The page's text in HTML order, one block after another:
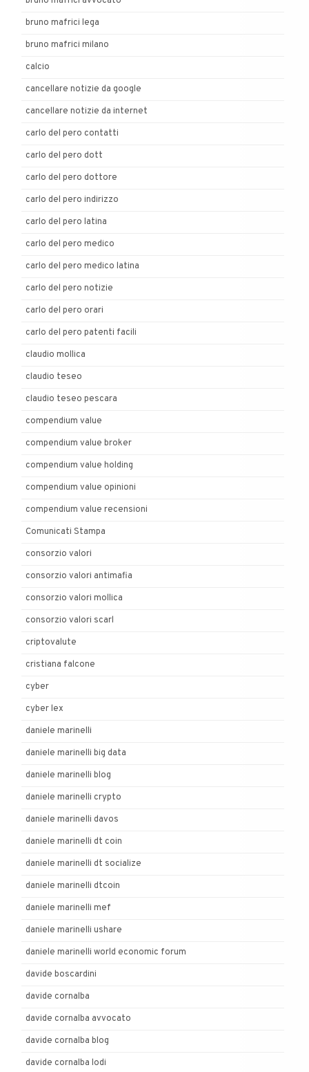
bruno mafrici lega
bruno mafrici milano
calcio
cancellare notizie da google
cancellare notizie da internet
carlo del pero contatti
carlo del pero dott
carlo del pero dottore
carlo del pero indirizzo
carlo del pero latina
carlo del pero medico
carlo del pero medico latina
carlo del pero notizie
carlo del pero orari
carlo del pero patenti facili
claudio mollica
claudio teseo
claudio teseo pescara
compendium value
compendium value broker
compendium value holding
compendium value opinioni
compendium value recensioni
Comunicati Stampa
consorzio valori
consorzio valori antimafia
consorzio valori mollica
consorzio valori scarl
criptovalute
cristiana falcone
cyber
cyber lex
daniele marinelli
daniele marinelli big data
daniele marinelli blog
daniele marinelli crypto
daniele marinelli davos
daniele marinelli dt coin
daniele marinelli dt socialize
daniele marinelli dtcoin
daniele marinelli mef
daniele marinelli ushare
daniele marinelli world economic forum
davide boscardini
davide cornalba
davide cornalba avvocato
davide cornalba blog
davide cornalba lodi